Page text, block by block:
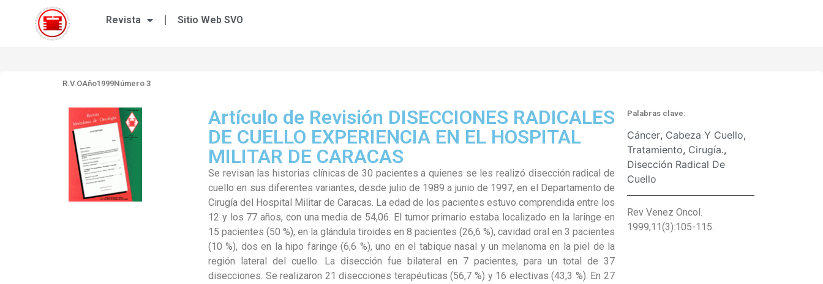
Revista Sitio Web SVO
R.V.OAño1999Número 3
Artículo de Revisión DISECCIONES RADICALES
DE CUELLO EXPERIENCIA EN EL HOSPITAL
MILITAR DE CARACAS
Se revisan las historias clínicas de 30 pacientes a quienes se les realizó disección radical de
cuello en sus diferentes variantes, desde julio de 1989 a junio de 1997, en el Departamento de
Cirugía del Hospital Militar de Caracas. La edad de los pacientes estuvo comprendida entre los
12 y los 77 años, con una media de 54,06. El tumor primario estaba localizado en la laringe en
15 pacientes (50 %), en la glándula tiroides en 8 pacientes (26,6 %), cavidad oral en 3 pacientes
(10 %), dos en la hipo faringe (6,6 %), uno en el tabique nasal y un melanoma en la piel de la
región lateral del cuello. La disección fue bilateral en 7 pacientes, para un total de 37
disecciones. Se realizaron 21 disecciones terapéuticas (56,7 %) y 16 electivas (43,3 %). En 27
Palabras clave:
Cáncer, Cabeza Y Cuello,
Tratamiento, Cirugía.,
Disección Radical De
Cuello
Rev Venez Oncol.
1999;11(3):105-115.